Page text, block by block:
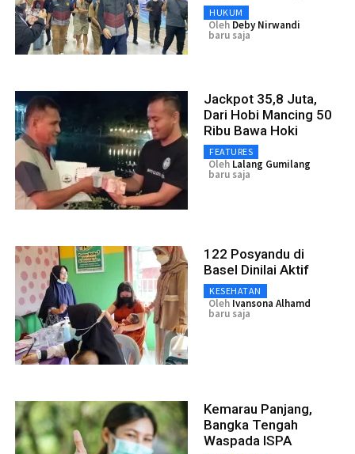
HUKUM
Oleh Deby Nirwandi
baru saja
Jackpot 35,8 Juta,
Dari Hobi Mancing 50
Ribu Bawa Hoki
FEATURES
Oleh Lalang Gumilang
baru saja
122 Posyandu di
Basel Dinilai Aktif
KESEHATAN
Oleh Ivansona Alhamd
baru saja
Kemarau Panjang,
Bangka Tengah
Waspada ISPA